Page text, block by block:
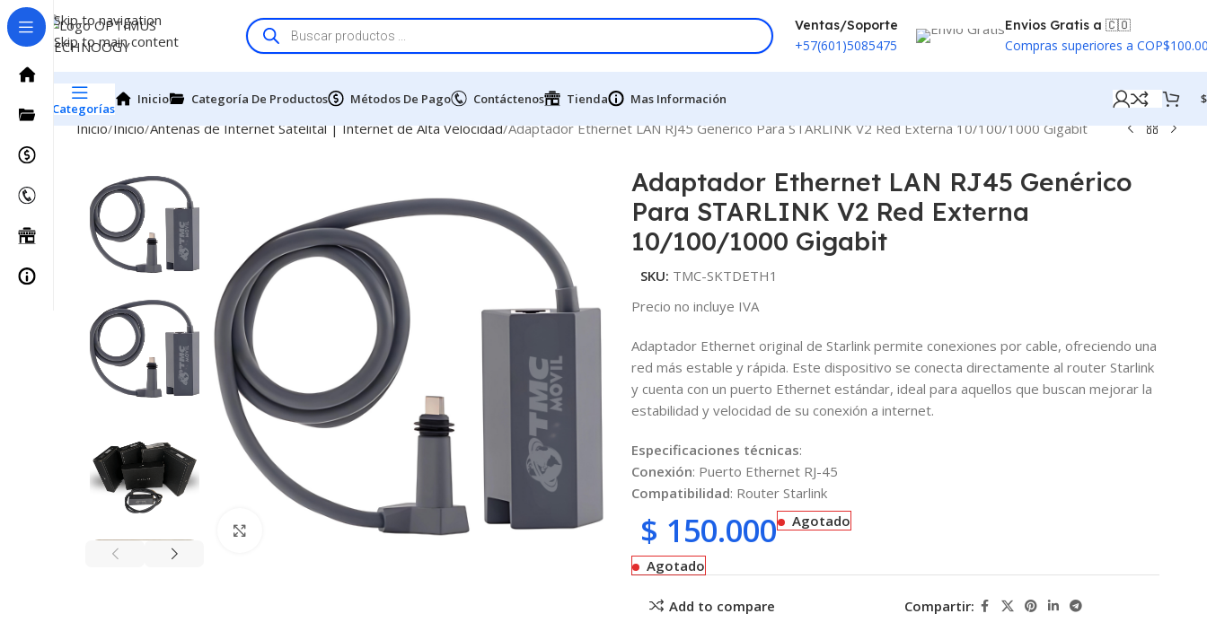
Skip to navigation
Skip to main content
Ventas/Soporte
+57(601)5085475
Envios Gratis a 🇨🇴
Compras superiores a
Categorías
Inicio Categoría De Productos Métodos De Pago Contáctenos Tienda Mas Información $
Inicio Inicio Antenas de Internet Satelital | Internet de Alta Velocidad Adaptador Ethernet LAN RJ45 Genérico Para STARLINK V2 Red Externa 10/100/1000 Gigabit
Click to enlarge
Adaptador Ethernet LAN RJ45 Genérico
Para STARLINK V2 Red Externa
10/100/1000 Gigabit
SKU: TMC-SKTDETH1
Precio no incluye IVA
Adaptador Ethernet original de Starlink permite conexiones por cable, ofreciendo una
red más estable y rápida. Este dispositivo se conecta directamente al router Starlink
y cuenta con un puerto Ethernet estándar, ideal para aquellos que buscan mejorar la
estabilidad y velocidad de su conexión a internet.
Especificaciones técnicas:
Conexión: Puerto Ethernet RJ-45
Compatibilidad: Router Starlink
$ 150.000 Agotado
Agotado
Add to compare Compartir: